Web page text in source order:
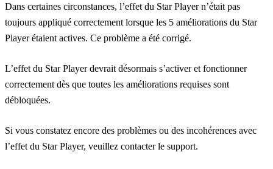
Dans certaines circonstances, l’effet du Star Player n’était pas
toujours appliqué correctement lorsque les 5 améliorations du Star
Player étaient actives. Ce problème a été corrigé.
L’effet du Star Player devrait désormais s’activer et fonctionner
correctement dès que toutes les améliorations requises sont
débloquées.
Si vous constatez encore des problèmes ou des incohérences avec
l’effet du Star Player, veuillez contacter le support.